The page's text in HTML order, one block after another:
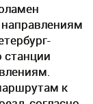
станции
к